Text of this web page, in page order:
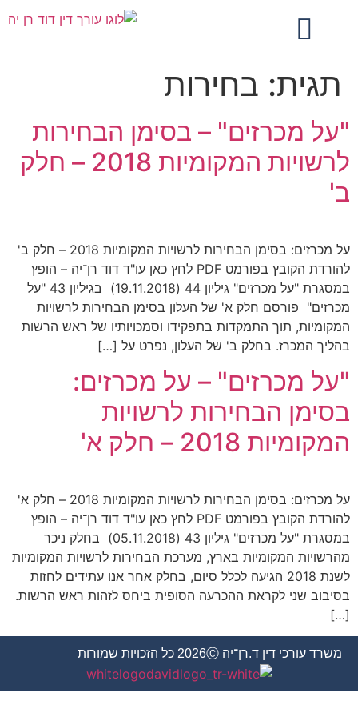
תגית: בחירות
"על מכרזים" – בסימן הבחירות
לרשויות המקומיות 2018 – חלק
ב'
על מכרזים: בסימן הבחירות לרשויות המקומיות 2018 – חלק ב'
להורדת הקובץ בפורמט PDF לחץ כאן עו"ד דוד רן־יה – הופץ
במסגרת "על מכרזים" גיליון 44 (19.11.2018) בגיליון 43 "על
מכרזים" פורסם חלק א' של העלון בסימן הבחירות לרשויות
המקומיות, תוך התמקדות בתפקידו וסמכויותיו של ראש הרשות
בהליך המכרז. בחלק ב' של העלון, נפרט על […]
"על מכרזים" – על מכרזים:
בסימן הבחירות לרשויות
המקומיות 2018 – חלק א'
על מכרזים: בסימן הבחירות לרשויות המקומיות 2018 – חלק א'
להורדת הקובץ בפורמט PDF לחץ כאן עו"ד דוד רן־יה – הופץ
במסגרת "על מכרזים" גיליון 43 (05.11.2018) בחלק ניכר
מהרשויות המקומיות בארץ, מערכת הבחירות לרשויות המקומיות
לשנת 2018 הגיעה לכלל סיום, בחלק אחר אנו עתידים לחזות
בסיבוב שני לקראת ההכרעה הסופית ביחס לזהות ראש הרשות.
[…]
משרד עורכי דין ד.רן־יה 2026Ⓒ כל הזכויות שמורות